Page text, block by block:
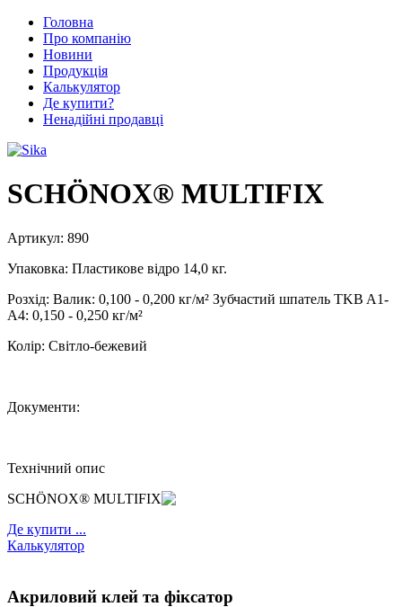
Головна
Про компанію
Новини
Продукція
Калькулятор
Де купити?
Ненадійні продавці
SCHÖNOX® MULTIFIX
Артикул: 890
Упаковка: Пластикове відро 14,0 кг.
Розхід: Валик: 0,100 - 0,200 кг/м² Зубчастий шпатель TKB A1-
A4: 0,150 - 0,250 кг/м²
Колір: Світло-бежевий
Документи:
Технічний опис
SCHÖNOX® MULTIFIX
Де купити ...
Калькулятор
Акриловий клей та фіксатор